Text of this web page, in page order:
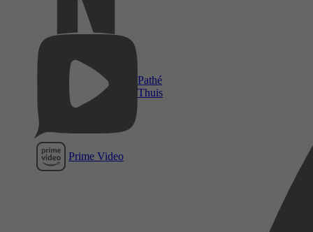
Pathé
Thuis
Prime Video